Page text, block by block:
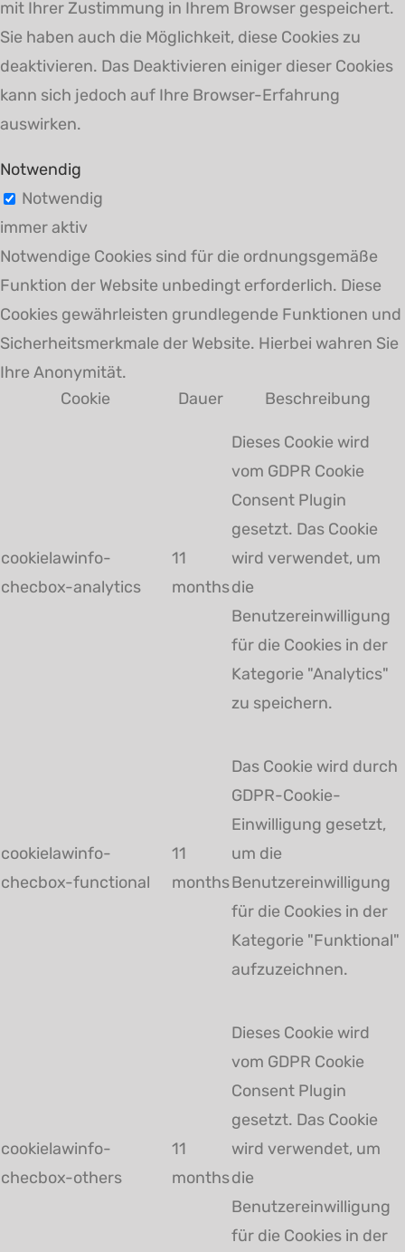
mit Ihrer Zustimmung in Ihrem Browser gespeichert.
Sie haben auch die Möglichkeit, diese Cookies zu
deaktivieren. Das Deaktivieren einiger dieser Cookies
kann sich jedoch auf Ihre Browser-Erfahrung
auswirken.
Notwendig
Notwendig
immer aktiv
Notwendige Cookies sind für die ordnungsgemäße
Funktion der Website unbedingt erforderlich. Diese
Cookies gewährleisten grundlegende Funktionen und
Sicherheitsmerkmale der Website. Hierbei wahren Sie
Ihre Anonymität.
Cookie
Dauer Beschreibung
cookielawinfo-
checbox-analytics
11
months
Dieses Cookie wird
vom GDPR Cookie
Consent Plugin
gesetzt. Das Cookie
wird verwendet, um
die
Benutzereinwilligung
für die Cookies in der
Kategorie "Analytics"
zu speichern.
cookielawinfo-
checbox-functional
11
months
Das Cookie wird durch
GDPR-Cookie-
Einwilligung gesetzt,
um die
Benutzereinwilligung
für die Cookies in der
Kategorie "Funktional"
aufzuzeichnen.
cookielawinfo-
checbox-others
11
months
Dieses Cookie wird
vom GDPR Cookie
Consent Plugin
gesetzt. Das Cookie
wird verwendet, um
die
Benutzereinwilligung
für die Cookies in der